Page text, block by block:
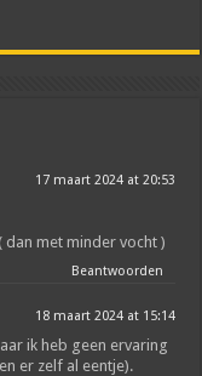
17 maart 2024 at 20:53
dan met minder vocht )
Beantwoorden
18 maart 2024 at 15:14
ik heb geen ervaring
er zelf al eentje).